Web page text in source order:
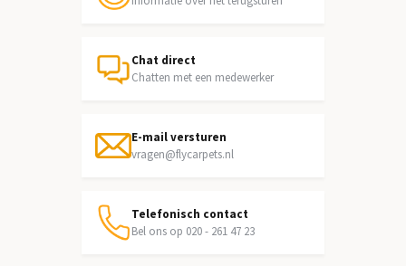
Chat direct
Chatten met een medewerker
E-mail versturen
vragen@flycarpets.nl
Telefonisch contact
Bel ons op 020 - 261 47 23